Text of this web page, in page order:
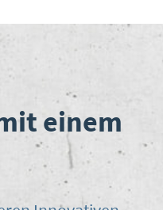
einem